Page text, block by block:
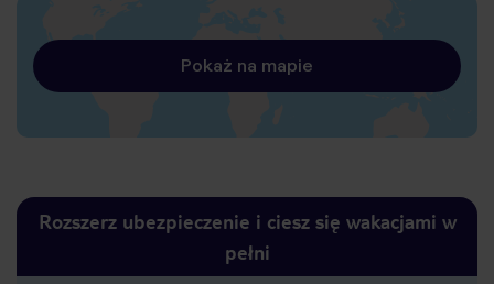
Pokaż na mapie
Rozszerz ubezpieczenie i ciesz się wakacjami w
pełni